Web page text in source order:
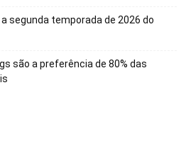
segunda temporada de 2026 do
são a preferência de 80% das